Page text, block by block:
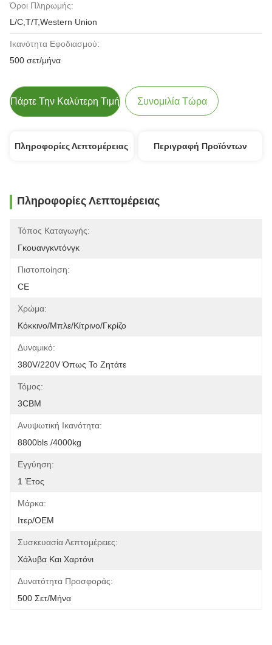
Όροι Πληρωμής:
L/C,T/T,Western Union
Ικανότητα Εφοδιασμού:
500 σετ/μήνα
Πάρτε Την Καλύτερη Τιμή Συνομιλία Τώρα
Πληροφορίες Λεπτομέρειας Περιγραφή Προϊόντων
Πληροφορίες Λεπτομέρειας
Τόπος Καταγωγής:
Γκουανγκντόνγκ
Πιστοποίηση:
CE
Χρώμα:
Κόκκινο/μπλε/κίτρινο/γκρίζο
Δυναμικό:
380V/220V Όπως Το Ζητάτε
Τόμος:
3CBM
Ανυψωτική Ικανότητα:
8800bls /4000kg
Εγγύηση:
1 Έτος
Μάρκα:
Ιτερ/OEM
Συσκευασία Λεπτομέρειες:
Χάλυβα Και Χαρτόνι
Δυνατότητα Προσφοράς:
500 Σετ/μήνα